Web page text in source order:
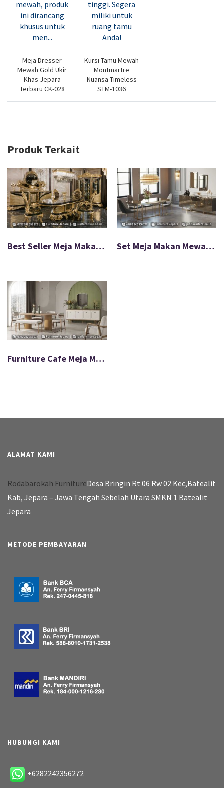
Meja Dresser
Mewah Gold Ukir
Khas Jepara
Terbaru CK-028
Kursi Tamu Mewah
Montmartre
Nuansa Timeless
STM-1036
Produk Terkait
Best Seller Meja Makan Mewah Golden Eagle FS-025 Set Meja Makan Mewah Stainless Novara Gold Terbaru FS-064
Furniture Cafe Meja Makan Minimalis Jati Kalimantan FS-013
ALAMAT KAMI
Rodabarokah FurnitureDesa Bringin Rt 06 Rw 02 Kec,Batealit
Kab, Jepara – Jawa Tengah Sebelah Utara SMKN 1 Batealit
Jepara
METODE PEMBAYARAN
HUBUNGI KAMI
+6282242356272